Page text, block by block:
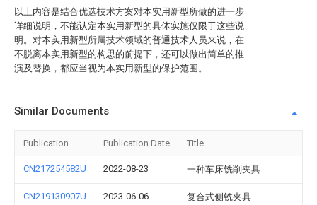
以上内容是结合优选技术方案对本实用新型所做的进一步
详细说明，不能认定本实用新型的具体实施仅限于这些说
明。对本实用新型所属技术领域的普通技术人员来说，在
不脱离本实用新型的构思的前提下，还可以做出简单的推
演及替换，都应当视为本实用新型的保护范围。
Similar Documents
Publication Publication Date Title
CN217254582U 2022-08-23 一种车床铣削夹具
CN219130907U 2023-06-06 复合式侧铣夹具